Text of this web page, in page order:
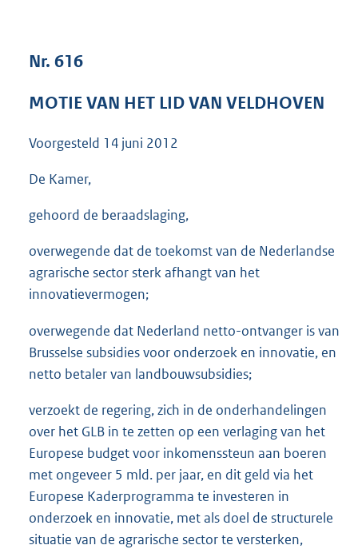
e
Nr. 616
MOTIE VAN HET LID VAN VELDHOVEN
Voorgesteld 14 juni 2012
De Kamer,
gehoord de beraadslaging,
overwegende dat de toekomst van de Nederlandse
agrarische sector sterk afhangt van het
innovatievermogen;
overwegende dat Nederland netto-ontvanger is van
Brusselse subsidies voor onderzoek en innovatie, en
netto betaler van landbouwsubsidies;
verzoekt de regering, zich in de onderhandelingen
over het GLB in te zetten op een verlaging van het
Europese budget voor inkomenssteun aan boeren
met ongeveer 5 mld. per jaar, en dit geld via het
Europese Kaderprogramma te investeren in
onderzoek en innovatie, met als doel de structurele
situatie van de agrarische sector te versterken,